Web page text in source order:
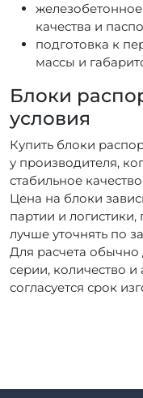
качества и
подготовка к
массы и
Блоки
условия
Купить блоки
у производителя,
стабильное
Цена на блоки
партии и
лучше уточнять по
Для расчета обычно
серии, количество и
согласуется срок